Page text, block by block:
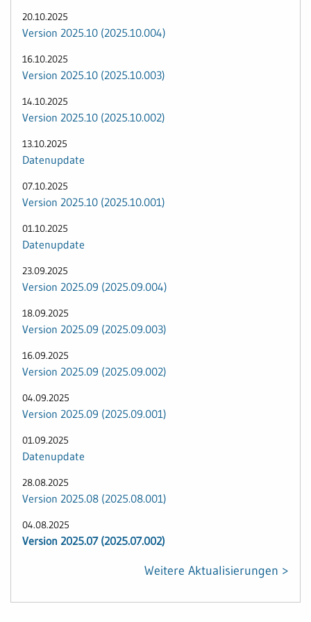
20.10.2025
Version 2025.10 (2025.10.004)
16.10.2025
Version 2025.10 (2025.10.003)
14.10.2025
Version 2025.10 (2025.10.002)
13.10.2025
Datenupdate
07.10.2025
Version 2025.10 (2025.10.001)
01.10.2025
Datenupdate
23.09.2025
Version 2025.09 (2025.09.004)
18.09.2025
Version 2025.09 (2025.09.003)
16.09.2025
Version 2025.09 (2025.09.002)
04.09.2025
Version 2025.09 (2025.09.001)
01.09.2025
Datenupdate
28.08.2025
Version 2025.08 (2025.08.001)
04.08.2025
Version 2025.07 (2025.07.002)
Weitere Aktualisierungen >